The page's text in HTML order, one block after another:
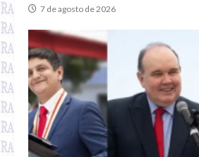
7 de agosto de 2026